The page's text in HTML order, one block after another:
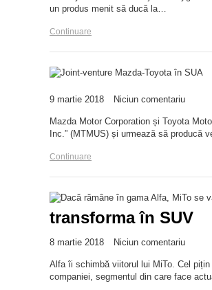
un produs menit să ducă la…
Continuare
9 martie 2018 Niciun comentariu
Mazda Motor Corporation și Toyota
Inc.” (MTMUS) și urmează să
Continuare
transforma în SUV
8 martie 2018 Niciun comentariu
Alfa îi schimbă viitorul lui MiTo. Cel
companiei, segmentul din care face